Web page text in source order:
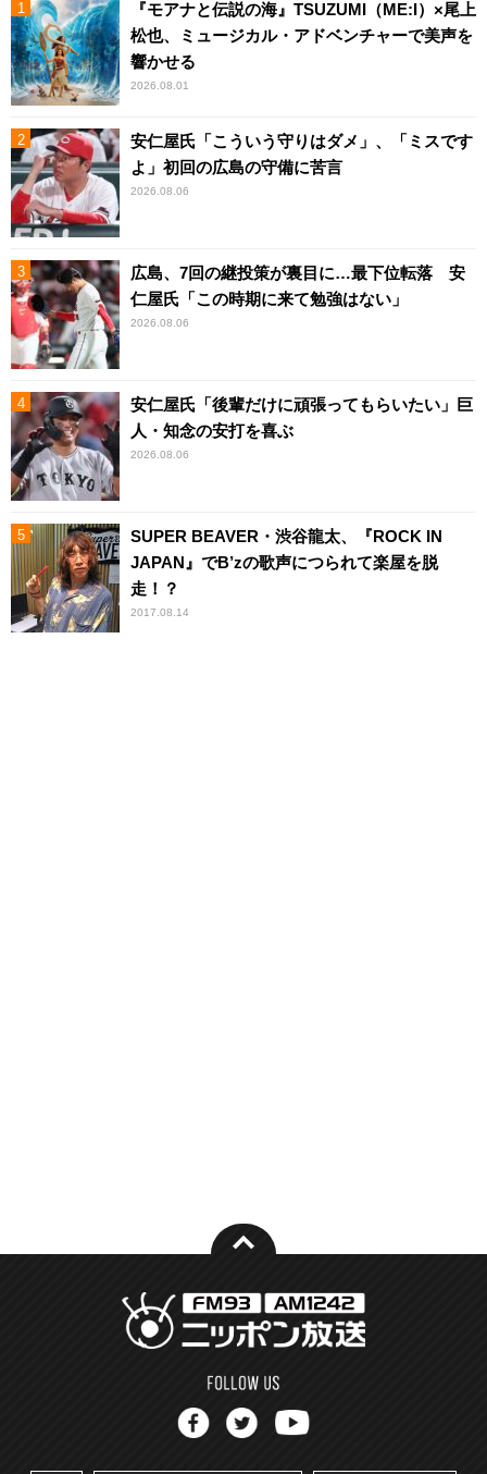
『モアナと伝説の海』TSUZUMI（ME:I）×尾上
松也、ミュージカル・アドベンチャーで美声を
響かせる
2026.08.01
安仁屋氏「こういう守りはダメ」、「ミスです
よ」初回の広島の守備に苦言
2026.08.06
広島、7回の継投策が裏目に…最下位転落 安
仁屋氏「この時期に来て勉強はない」
2026.08.06
安仁屋氏「後輩だけに頑張ってもらいたい」巨
人・知念の安打を喜ぶ
2026.08.06
SUPER BEAVER・渋谷龍太、『ROCK IN
JAPAN』でB’zの歌声につられて楽屋を脱
走！？
2017.08.14